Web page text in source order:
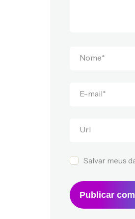
Nome*
E-mail*
Url
Salvar meus
Publicar